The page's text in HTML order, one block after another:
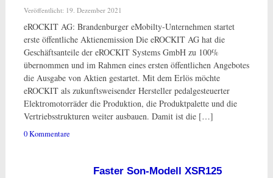
Veröffentlicht: 19. Dezember 2021
eROCKIT AG: Brandenburger eMobilty-Unternehmen startet
erste öffentliche Aktienemission Die eROCKIT AG hat die
Geschäftsanteile der eROCKIT Systems GmbH zu 100%
übernommen und im Rahmen eines ersten öffentlichen Angebotes
die Ausgabe von Aktien gestartet. Mit dem Erlös möchte
eROCKIT als zukunftsweisender Hersteller pedalgesteuerter
Elektromotorräder die Produktion, die Produktpalette und die
Vertriebsstrukturen weiter ausbauen. Damit ist die […]
0 Kommentare
Faster Son-Modell XSR125